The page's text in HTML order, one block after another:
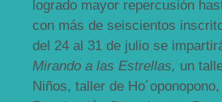
logrado mayor repercusión
con más de seiscientos
del 24 al 31 de julio se
Mirando a las Estrellas, un
Niños, taller de